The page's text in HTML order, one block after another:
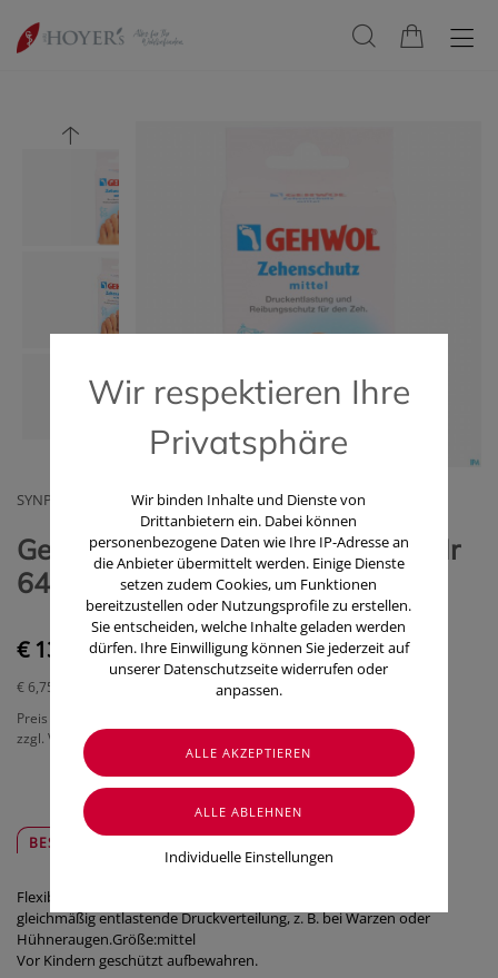
SYNPHARMA GMBH
Gehwol Gel-zehenschutz mittel Nr
64514 2 Stück
€ 13,50
€ 6,75
Preis inkl. MwSt.
zzgl. Versandkosten
BESCHREIBUNG
Flexibles Polymer-Gel in feinem, hochelastischem Gewebe für
gleichmäßig entlastende Druckverteilung, z. B. bei Warzen oder
Hühneraugen.Größe:mittel
Vor Kindern geschützt aufbewahren.
Wir respektieren Ihre
Privatsphäre
Wir binden Inhalte und Dienste von
Drittanbietern ein. Dabei können
personenbezogene Daten wie Ihre IP-Adresse an
die Anbieter übermittelt werden. Einige Dienste
setzen zudem Cookies, um Funktionen
bereitzustellen oder Nutzungsprofile zu erstellen.
Sie entscheiden, welche Inhalte geladen werden
dürfen. Ihre Einwilligung können Sie jederzeit auf
unserer Datenschutzseite widerrufen oder
anpassen.
Individuelle Einstellungen